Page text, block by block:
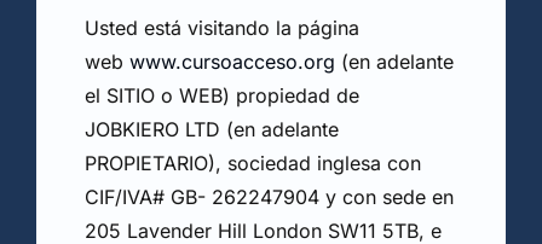
Usted está visitando la página
webwww.cursoacceso.org (en adelante
el SITIO o WEB) propiedad de
JOBKIERO LTD (en adelante
PROPIETARIO), sociedad inglesa con
CIF/IVA# GB- 262247904 y con sede en
205 Lavender Hill London SW11 5TB, e